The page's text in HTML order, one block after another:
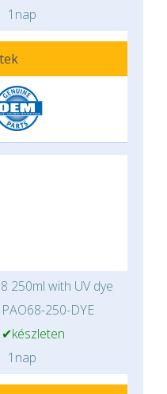
1nap
250ml with UV dye
PAO68-250-DYE
✔készleten
1nap